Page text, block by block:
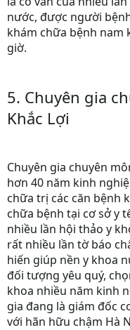
nước, được người
khám chữa bệnh nam
giờ.
5. Chuyên gia
Khắc Lợi
Chuyên gia chuyên
hơn 40 năm kinh
chữa trị các căn bệnh
chữa bệnh tại cơ sở y
nhiều lần hội thảo y
rất nhiều lần tờ báo
hiến giúp nền y khoa
đối tượng yêu quý,
khoa nhiều năm kinh
gia đang là giám đốc
với hãn hữu chậm Hà